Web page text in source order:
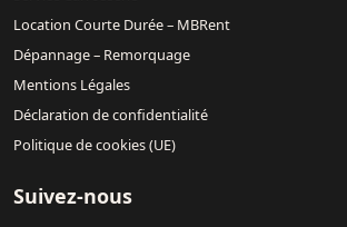
Location Courte Durée – MBRent
Dépannage – Remorquage
Mentions Légales
Déclaration de confidentialité
Politique de cookies (UE)
Suivez-nous